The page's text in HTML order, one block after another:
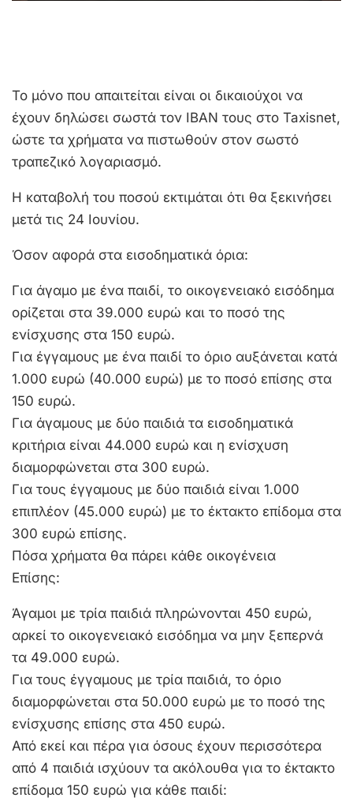
Το μόνο που απαιτείται είναι οι δικαιούχοι να
έχουν δηλώσει σωστά τον IBAN τους στο Taxisnet,
ώστε τα χρήματα να πιστωθούν στον σωστό
τραπεζικό λογαριασμό.
Η καταβολή του ποσού εκτιμάται ότι θα ξεκινήσει
μετά τις 24 Ιουνίου.
Όσον αφορά στα εισοδηματικά όρια:
Για άγαμο με ένα παιδί, το οικογενειακό εισόδημα
ορίζεται στα 39.000 ευρώ και το ποσό της
ενίσχυσης στα 150 ευρώ.
Για έγγαμους με ένα παιδί το όριο αυξάνεται κατά
1.000 ευρώ (40.000 ευρώ) με το ποσό επίσης στα
150 ευρώ.
Για άγαμους με δύο παιδιά τα εισοδηματικά
κριτήρια είναι 44.000 ευρώ και η ενίσχυση
διαμορφώνεται στα 300 ευρώ.
Για τους έγγαμους με δύο παιδιά είναι 1.000
επιπλέον (45.000 ευρώ) με το έκτακτο επίδομα στα
300 ευρώ επίσης.
Πόσα χρήματα θα πάρει κάθε οικογένεια
Επίσης:
Άγαμοι με τρία παιδιά πληρώνονται 450 ευρώ,
αρκεί το οικογενειακό εισόδημα να μην ξεπερνά
τα 49.000 ευρώ.
Για τους έγγαμους με τρία παιδιά, το όριο
διαμορφώνεται στα 50.000 ευρώ με το ποσό της
ενίσχυσης επίσης στα 450 ευρώ.
Από εκεί και πέρα για όσους έχουν περισσότερα
από 4 παιδιά ισχύουν τα ακόλουθα για το έκτακτο
επίδομα 150 ευρώ για κάθε παιδί: